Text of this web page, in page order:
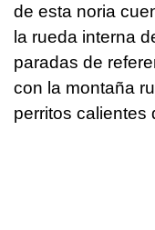
de esta noria
la rueda interna
paradas de
con la montaña
perritos calientes